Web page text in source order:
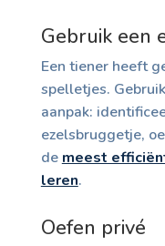
Gebruik een
Een tiener heeft
spelletjes.
aanpak:
ezelsbruggetje,
de meest
leren.
Oefen privé